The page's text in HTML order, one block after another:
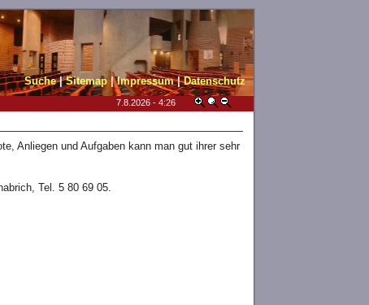
Suche|Sitemap|Impressum|Datenschutz
7.8.2026 - 4:26
Anliegen und Aufgaben kann man gut ihrer sehr
Tel. 5 80 69 05.